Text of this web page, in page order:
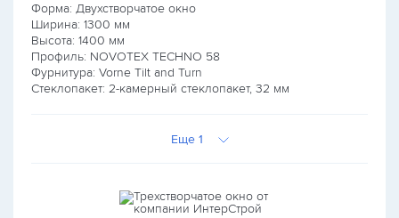
Форма: Двухстворчатое окно
Ширина: 1300 мм
Высота: 1400 мм
Профиль: NOVOTEX TECHNO 58
Фурнитура: Vorne Tilt and Turn
Стеклопакет: 2-камерный стеклопакет, 32 мм
Еще 1